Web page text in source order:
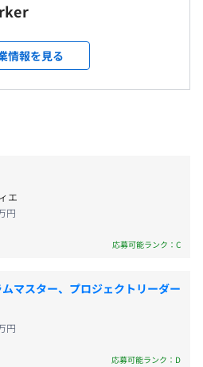
策：屋内全面禁煙
（下限日数は、入社半年経過
情報を見る
エ
円
応募可能ランク：C
マスター、プロジェクトリーダー
円
応募可能ランク：D